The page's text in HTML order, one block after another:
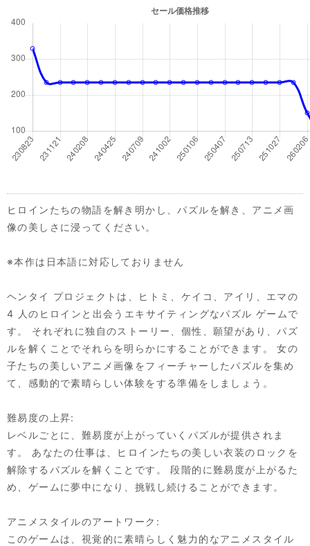
ヒロインたちの物語を解き明かし、パズルを解き、アニメ画
像の美しさに浸ってください。
※本作は日本語に対応しておりません
ヘンタイ プロジェクトは、ヒトミ、ケイコ、アイリ、エマの
4 人のヒロインと出会うエキサイティングなパズル ゲームで
す。 それぞれに独自のストーリー、個性、願望があり、パズ
ルを解くことでそれらを明らかにすることができます。 女の
子たちの美しいアニメ画像をフィーチャーしたパズルを集め
て、感動的で素晴らしい体験をする準備をしましょう。
難易度の上昇:
レベルごとに、難易度が上がっていくパズルが提供されま
す。 あなたの仕事は、ヒロインたちの美しい衣装のロックを
解除するパズルを解くことです。 段階的に難易度が上がるた
め、ゲームに夢中になり、挑戦し続けることができます。
アニメスタイルのアートワーク:
このゲームは、視覚的に素晴らしく魅力的なアニメスタイル